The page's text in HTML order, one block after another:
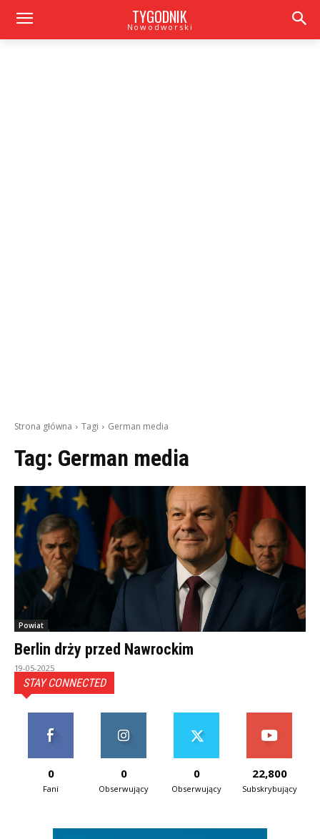
TYGODNIK
Nowodworski
Strona główna Tagi German media
Tag: German media
Powiat
Berlin drży przed Nawrockim
19-05-2025
STAY CONNECTED
0
Fani
0
Obserwujący
0
Obserwujący
22,800
Subskrybujący